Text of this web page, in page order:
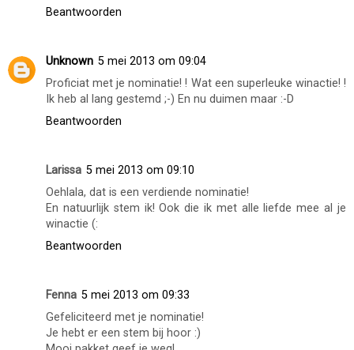
Beantwoorden
Unknown 5 mei 2013 om 09:04
Proficiat met je nominatie! ! Wat een superleuke winactie! !
Ik heb al lang gestemd ;-) En nu duimen maar :-D
Beantwoorden
Larissa 5 mei 2013 om 09:10
Oehlala, dat is een verdiende nominatie!
En natuurlijk stem ik! Ook die ik met alle liefde mee al je
winactie (:
Beantwoorden
Fenna 5 mei 2013 om 09:33
Gefeliciteerd met je nominatie!
Je hebt er een stem bij hoor :)